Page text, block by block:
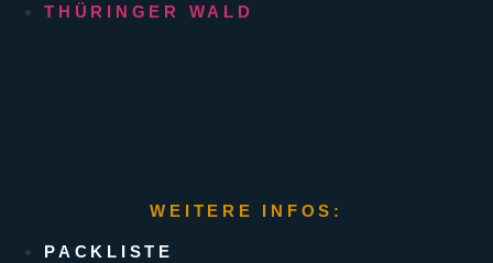
THÜRINGER WALD
WEITERE INFOS:
PACKLISTE